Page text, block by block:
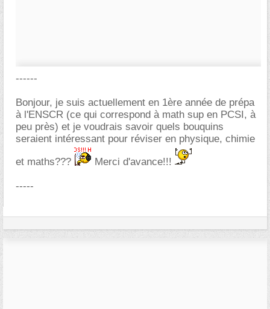
------
Bonjour, je suis actuellement en 1ère année de prépa
à l'ENSCR (ce qui correspond à math sup en PCSI, à
peu près) et je voudrais savoir quels bouquins
seraient intéressant pour réviser en physique, chimie
et maths???
Merci d'avance!!!
-----